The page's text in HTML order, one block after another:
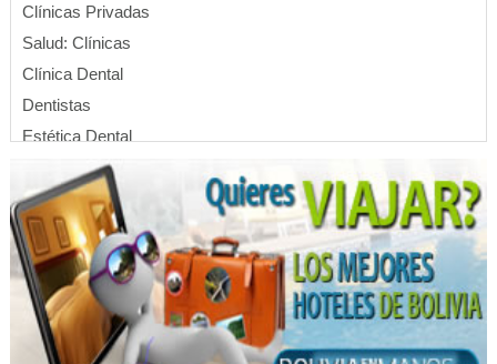
Clínicas Privadas
Salud: Clínicas
Clínica Dental
Dentistas
Estética Dental
Endodoncia
Implantología Dental
Limpieza Dental
Ortodoncia
Periodoncia
Universidades
Universidades privadas